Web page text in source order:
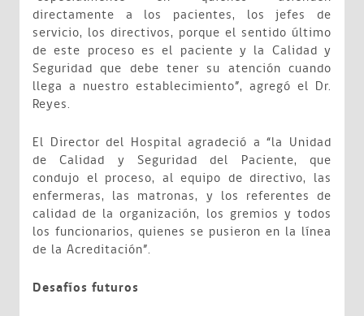
directamente a los pacientes, los jefes de
servicio, los directivos, porque el sentido último
de este proceso es el paciente y la Calidad y
Seguridad que debe tener su atención cuando
llega a nuestro establecimiento”, agregó el Dr.
Reyes.
El Director del Hospital agradeció a “la Unidad
de Calidad y Seguridad del Paciente, que
condujo el proceso, al equipo de directivo, las
enfermeras, las matronas, y los referentes de
calidad de la organización, los gremios y todos
los funcionarios, quienes se pusieron en la línea
de la Acreditación”.
Desafíos futuros